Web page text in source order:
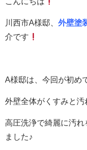
川西市A様邸、 外壁塗
介です
A様邸は、今回が初め
外壁全体がくすみと汚
高圧洗浄で綺麗に汚れ
ました♪